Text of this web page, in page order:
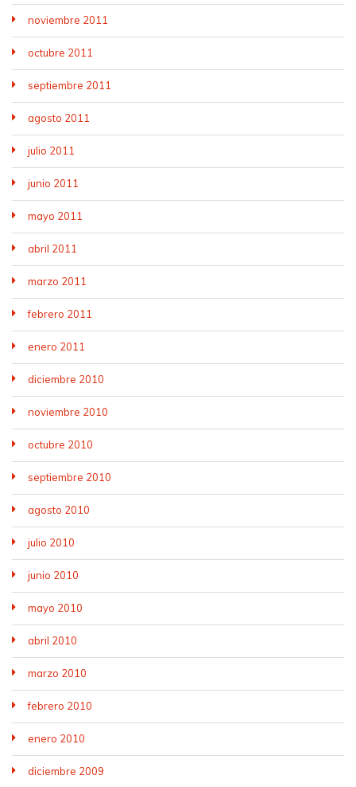
noviembre 2011
octubre 2011
septiembre 2011
agosto 2011
julio 2011
junio 2011
mayo 2011
abril 2011
marzo 2011
febrero 2011
enero 2011
diciembre 2010
noviembre 2010
octubre 2010
septiembre 2010
agosto 2010
julio 2010
junio 2010
mayo 2010
abril 2010
marzo 2010
febrero 2010
enero 2010
diciembre 2009